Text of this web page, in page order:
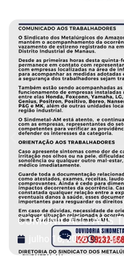
COMUNICADO AOS
julho 16, 2026 11:37